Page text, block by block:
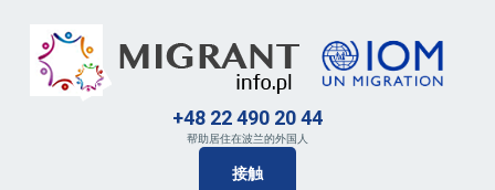
+48 22 490 20 44
帮助居住在波兰的外国人
接触